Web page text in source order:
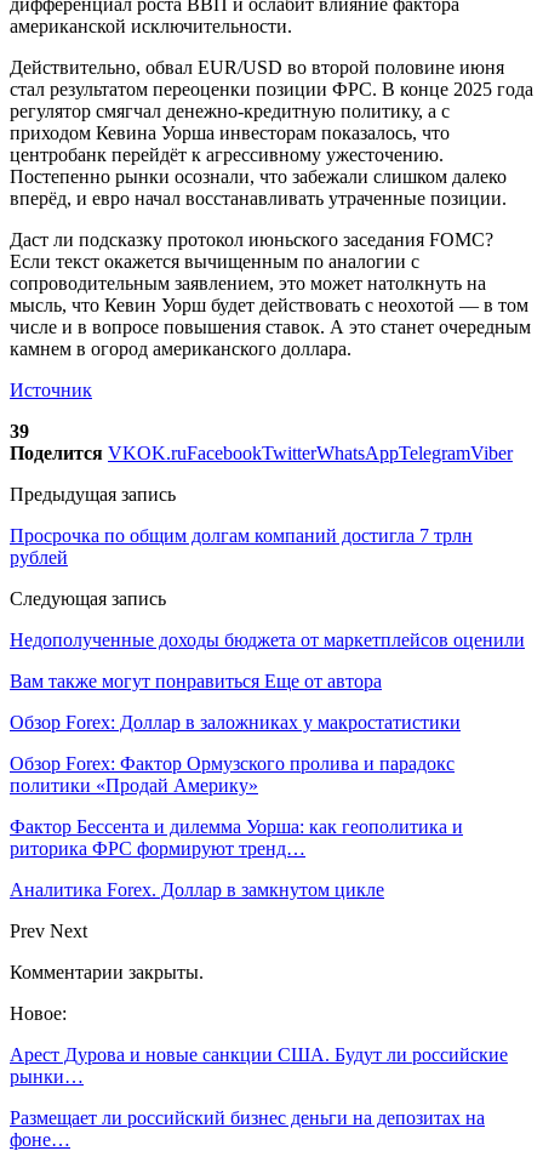
американской исключительности.
Действительно, обвал EUR/USD во второй половине июня
стал результатом переоценки позиции ФРС. В конце 2025 года
регулятор смягчал денежно-кредитную политику, а с
приходом Кевина Уорша инвесторам показалось, что
центробанк перейдёт к агрессивному ужесточению.
Постепенно рынки осознали, что забежали слишком далеко
вперёд, и евро начал восстанавливать утраченные позиции.
Даст ли подсказку протокол июньского заседания FOMC?
Если текст окажется вычищенным по аналогии с
сопроводительным заявлением, это может натолкнуть на
мысль, что Кевин Уорш будет действовать с неохотой — в том
числе и в вопросе повышения ставок. А это станет очередным
камнем в огород американского доллара.
Источник
39
Поделится VKOK.ruFacebookTwitterWhatsAppTelegramViber
Предыдущая запись
Просрочка по общим долгам компаний достигла 7 трлн
рублей
Следующая запись
Недополученные доходы бюджета от маркетплейсов оценили
Вам также могут понравиться Еще от автора
Обзор Forex: Доллар в заложниках у макростатистики
Обзор Forex: Фактор Ормузского пролива и парадокс
политики «Продай Америку»
Фактор Бессента и дилемма Уорша: как геополитика и
риторика ФРС формируют тренд…
Аналитика Forex. Доллар в замкнутом цикле
Prev Next
Комментарии закрыты.
Новое:
Арест Дурова и новые санкции США. Будут ли российские
рынки…
Размещает ли российский бизнес деньги на депозитах на
фоне…